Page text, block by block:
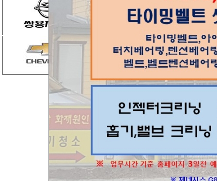
매연15% 입니다.
5249 기타센서 불량.
구체적인 수리 비용
시간은 얼마나 걸리
주소를 검색해보니
양주시 마전동 부흥
여기 맞나요???